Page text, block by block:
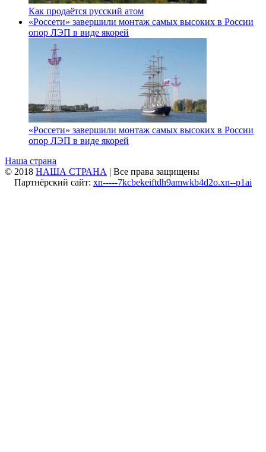
Как продаётся русский атом
«Россети» завершили монтаж самых высоких в России
опор ЛЭП в виде якорей
«Россети» завершили монтаж самых высоких в России
опор ЛЭП в виде якорей
Наша страна
© 2018 НАША СТРАНА | Все права защищены
Партнёрский сайт: xn-----7kcbekeiftdh9amwkb4d2o.xn--p1ai